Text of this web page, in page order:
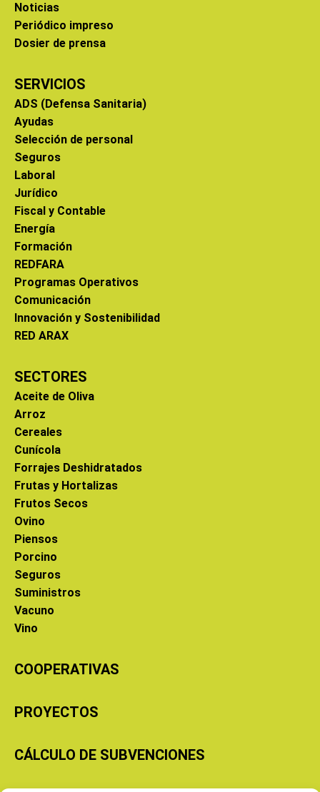
Noticias
Periódico impreso
Dosier de prensa
SERVICIOS
ADS (Defensa Sanitaria)
Ayudas
Selección de personal
Seguros
Laboral
Jurídico
Fiscal y Contable
Energía
Formación
REDFARA
Programas Operativos
Comunicación
Innovación y Sostenibilidad
RED ARAX
SECTORES
Aceite de Oliva
Arroz
Cereales
Cunícola
Forrajes Deshidratados
Frutas y Hortalizas
Frutos Secos
Ovino
Piensos
Porcino
Seguros
Suministros
Vacuno
Vino
COOPERATIVAS
PROYECTOS
CÁLCULO DE SUBVENCIONES